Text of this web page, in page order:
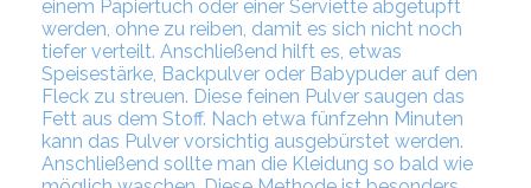
einem Papiertuch oder einer Serviette abgetupft
werden, ohne zu reiben, damit es sich nicht noch
tiefer verteilt. Anschließend hilft es, etwas
Speisestärke, Backpulver oder Babypuder auf den
Fleck zu streuen. Diese feinen Pulver saugen das
Fett aus dem Stoff. Nach etwa fünfzehn Minuten
kann das Pulver vorsichtig ausgebürstet werden.
Anschließend sollte man die Kleidung so bald wie